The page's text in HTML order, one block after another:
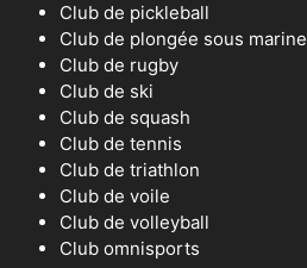
Club de pickleball
Club de plongée sous marine
Club de rugby
Club de ski
Club de squash
Club de tennis
Club de triathlon
Club de voile
Club de volleyball
Club omnisports